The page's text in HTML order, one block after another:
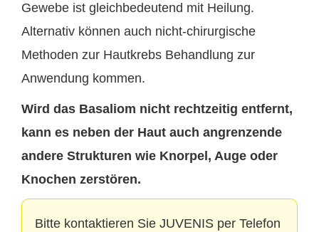
Gewebe ist gleichbedeutend mit Heilung.
Alternativ können auch nicht-chirurgische
Methoden zur Hautkrebs Behandlung zur
Anwendung kommen.
Wird das Basaliom nicht rechtzeitig entfernt,
kann es neben der Haut auch angrenzende
andere Strukturen wie Knorpel, Auge oder
Knochen zerstören.
Bitte kontaktieren Sie JUVENIS per Telefon